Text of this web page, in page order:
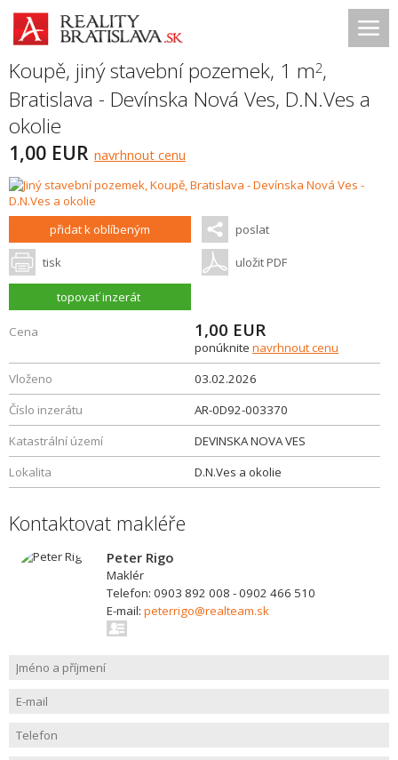
Koupě, jiný stavební pozemek, 1 m2,
Bratislava - Devínska Nová Ves, D.N.Ves a
okolie
1,00 EUR navrhnout cenu
přidat k oblíbeným poslat
tisk uložit PDF
topovať inzerát
Cena 1,00 EUR
ponúknite navrhnout cenu
Vloženo
03.02.2026
Číslo inzerátu
AR-0D92-003370
Katastrální území
DEVINSKA NOVA VES
Lokalita
D.N.Ves a okolie
Kontaktovat makléře
Peter Rigo
Maklér
Telefon: 0903 892 008 - 0902 466 510
E-mail: peterrigo@realteam.sk